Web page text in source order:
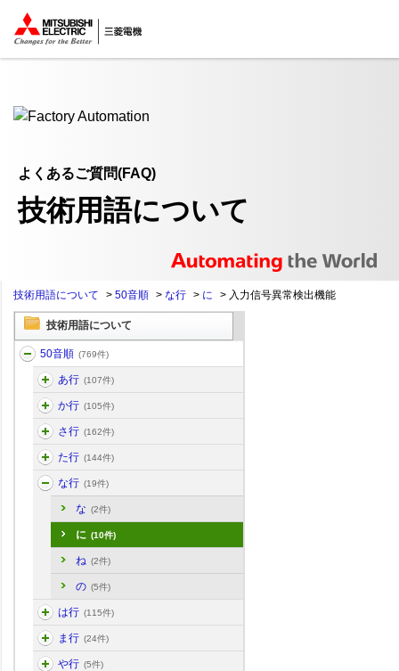
ここから本文
よくあるご質問(FAQ)
技術用語について
技術用語について > 50音順 > な行 > に > 入力信号異常検出機能
技術用語について
50音順 (769件)
あ行 (107件)
か行 (105件)
さ行 (162件)
た行 (144件)
な行 (19件)
な (2件)
に (10件)
ね (2件)
の (5件)
は行 (115件)
ま行 (24件)
や行 (5件)